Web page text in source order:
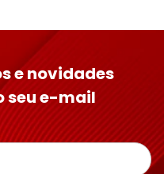
e novidades
seu e-mail